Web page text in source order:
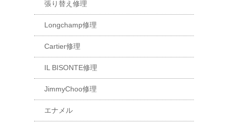
張り替え修理
Longchamp修理
Cartier修理
IL BISONTE修理
JimmyChoo修理
エナメル